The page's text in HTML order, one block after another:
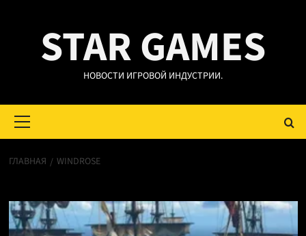
содержимомуSTAR GAMES
НОВОСТИ ИГРОВОЙ ИНДУСТРИИ.
меню
ГЛАВНАЯ WINDROSE